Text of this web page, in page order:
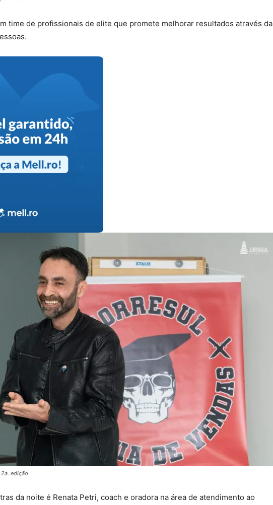
time de profissionais de elite que promete melhorar resultados através da
edição
da noite é Renata Petri, coach e oradora na área de atendimento ao